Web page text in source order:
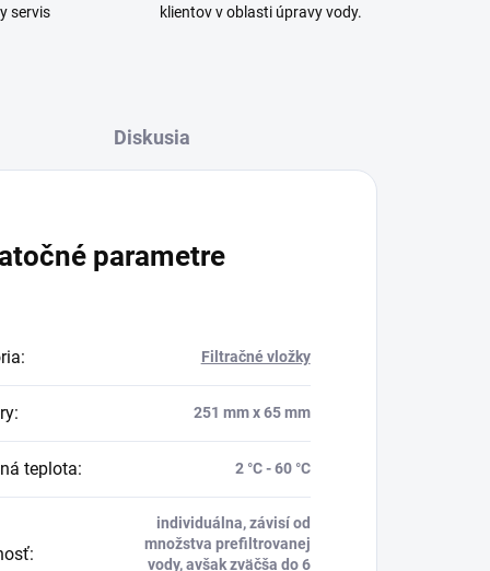
servis
klientov v oblasti úpravy vody.
Diskusia
parametre
: Filtračné vložky
: 251 mm x 65 mm
teplota: 2 °C - 60 °C
:
individuálna, závisí od
množstva prefiltrovanej
vody, avšak zväčša do 6